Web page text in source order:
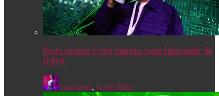
Beats anuncia Pedro Sampaio como Embaixador do
FERVO.
Livia Alves,14/02/2023